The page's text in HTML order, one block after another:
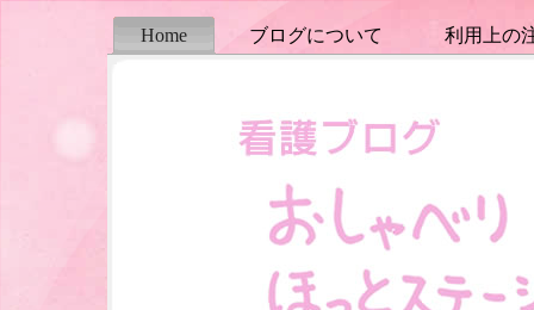
Home ブログについて 利用上の